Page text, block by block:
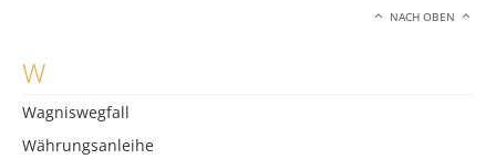
NACH OBEN
W
Wagniswegfall
Währungsanleihe